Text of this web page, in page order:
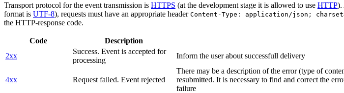
Transport protocol for the event transmission is HTTPS (at the development stage it is allowed to use HTTP).
format is UTF-8), requests must have an appropriate header Content-Type: application/json;
the HTTP-response code.
Code Description
2xx
Success. Event is accepted for
processing
Inform the user about successfull delivery
4xx Request failed. Event rejected
There may be a description of the error (type of
resubmitted. It is necessary to find and correct the
failure